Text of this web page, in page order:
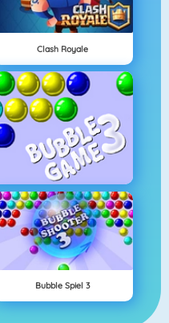
Clash Royale
Bubble Spiel 3